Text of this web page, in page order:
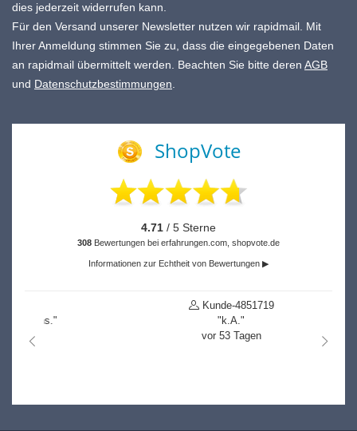
dies jederzeit widerrufen kann.
Für den Versand unserer Newsletter nutzen wir rapidmail. Mit
Ihrer Anmeldung stimmen Sie zu, dass die eingegebenen Daten
an rapidmail übermittelt werden. Beachten Sie bitte deren AGB
und Datenschutzbestimmungen.
ShopVote
4.71 / 5 Sterne
308 Bewertungen bei erfahrungen.com, shopvote.de
Informationen zur Echtheit von Bewertungen ▶
Kunde-4851719
vor 53 Tagen
nach links
nach